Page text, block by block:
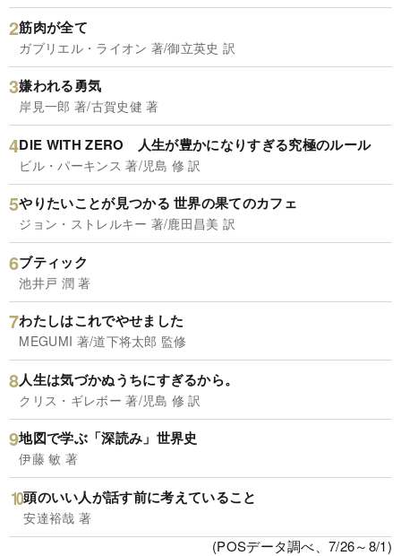
筋肉が全て
ガブリエル・ライオン 著/御立英史 訳
嫌われる勇気
岸見一郎 著/古賀史健 著
DIE WITH ZERO 人生が豊かになりすぎる究極のルール
ビル・パーキンス 著/児島 修 訳
やりたいことが見つかる 世界の果てのカフェ
ジョン・ストレルキー 著/鹿田昌美 訳
ブティック
池井戸 潤 著
わたしはこれでやせました
MEGUMI 著/道下将太郎 監修
人生は気づかぬうちにすぎるから。
クリス・ギレボー 著/児島 修 訳
地図で学ぶ「深読み」世界史
伊藤 敏 著
頭のいい人が話す前に考えていること
安達裕哉 著
(POSデータ調べ、7/26～8/1)